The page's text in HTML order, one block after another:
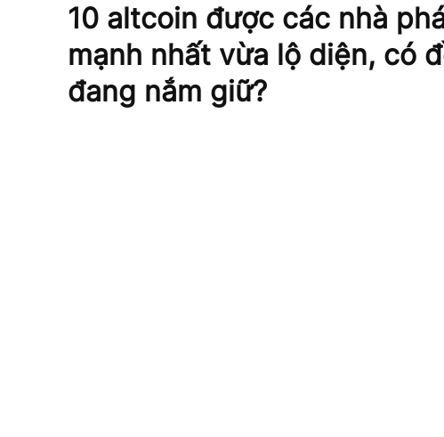
10 altcoin được các nhà
mạnh nhất vừa lộ diện, có
đang nắm giữ?